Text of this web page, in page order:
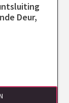
Deur,